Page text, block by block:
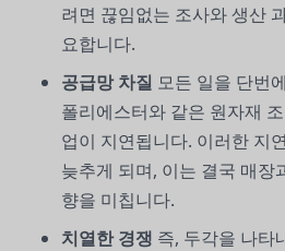
려면 끊임없는 조사와 생산
요합니다.
공급망 차질 모든 일을 단번
폴리에스터와 같은 원자재
업이 지연됩니다. 이러한 지
늦추게 되며, 이는 결국 매장
향을 미칩니다.
치열한 경쟁 즉, 두각을 나타